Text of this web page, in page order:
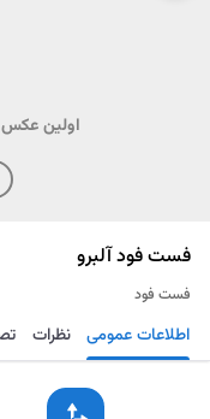
اولین عکس
فست فود آلبرو
فست فود
مسیریابی
اطلاعات عمومی نظرات